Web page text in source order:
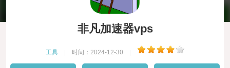
非凡加速器vps
工具 时间：2024-12-30